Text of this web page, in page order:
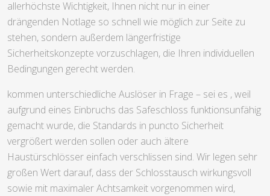
allerhöchste Wichtigkeit, Ihnen nicht nur in einer
drängenden Notlage so schnell wie möglich zur Seite zu
stehen, sondern außerdem längerfristige
Sicherheitskonzepte vorzuschlagen, die Ihren individuellen
Bedingungen gerecht werden.
kommen unterschiedliche Auslöser in Frage – sei es , weil
aufgrund eines Einbruchs das Safeschloss funktionsunfähig
gemacht wurde, die Standards in puncto Sicherheit
vergrößert werden sollen oder auch ältere
Haustürschlösser einfach verschlissen sind. Wir legen sehr
großen Wert darauf, dass der Schlosstausch wirkungsvoll
sowie mit maximaler Achtsamkeit vorgenommen wird,